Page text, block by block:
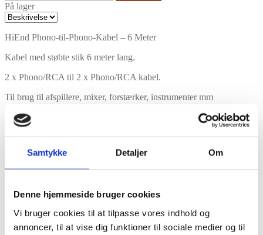
Samtykke Detaljer Om
Denne hjemmeside bruger cookies
Vi bruger cookies til at tilpasse vores indhold og
annoncer, til at vise dig funktioner til sociale medier og til
På lager
HiEnd Phono-til-Phono-Kabel – 6 Meter
Kabel med støbte stik 6 meter lang.
2 x Phono/RCA til 2 x Phono/RCA kabel.
Til brug til afspillere, mixer, forstærker, instrumenter mm
Features
Afspillere, Mixer, Forstærker